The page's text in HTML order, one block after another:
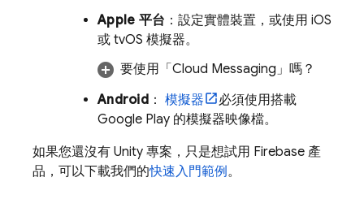
Apple 平台 ：設定實體裝置，或使用 iOS
或 tvOS 模擬器。
要使用「 Cloud Messaging」嗎？
Android： 模擬器
必須使用搭載
Google Play 的模擬器映像檔。
如果您還沒有 Unity 專案，只是想試用 Firebase 產
品，可以下載我們的快速入門範例。